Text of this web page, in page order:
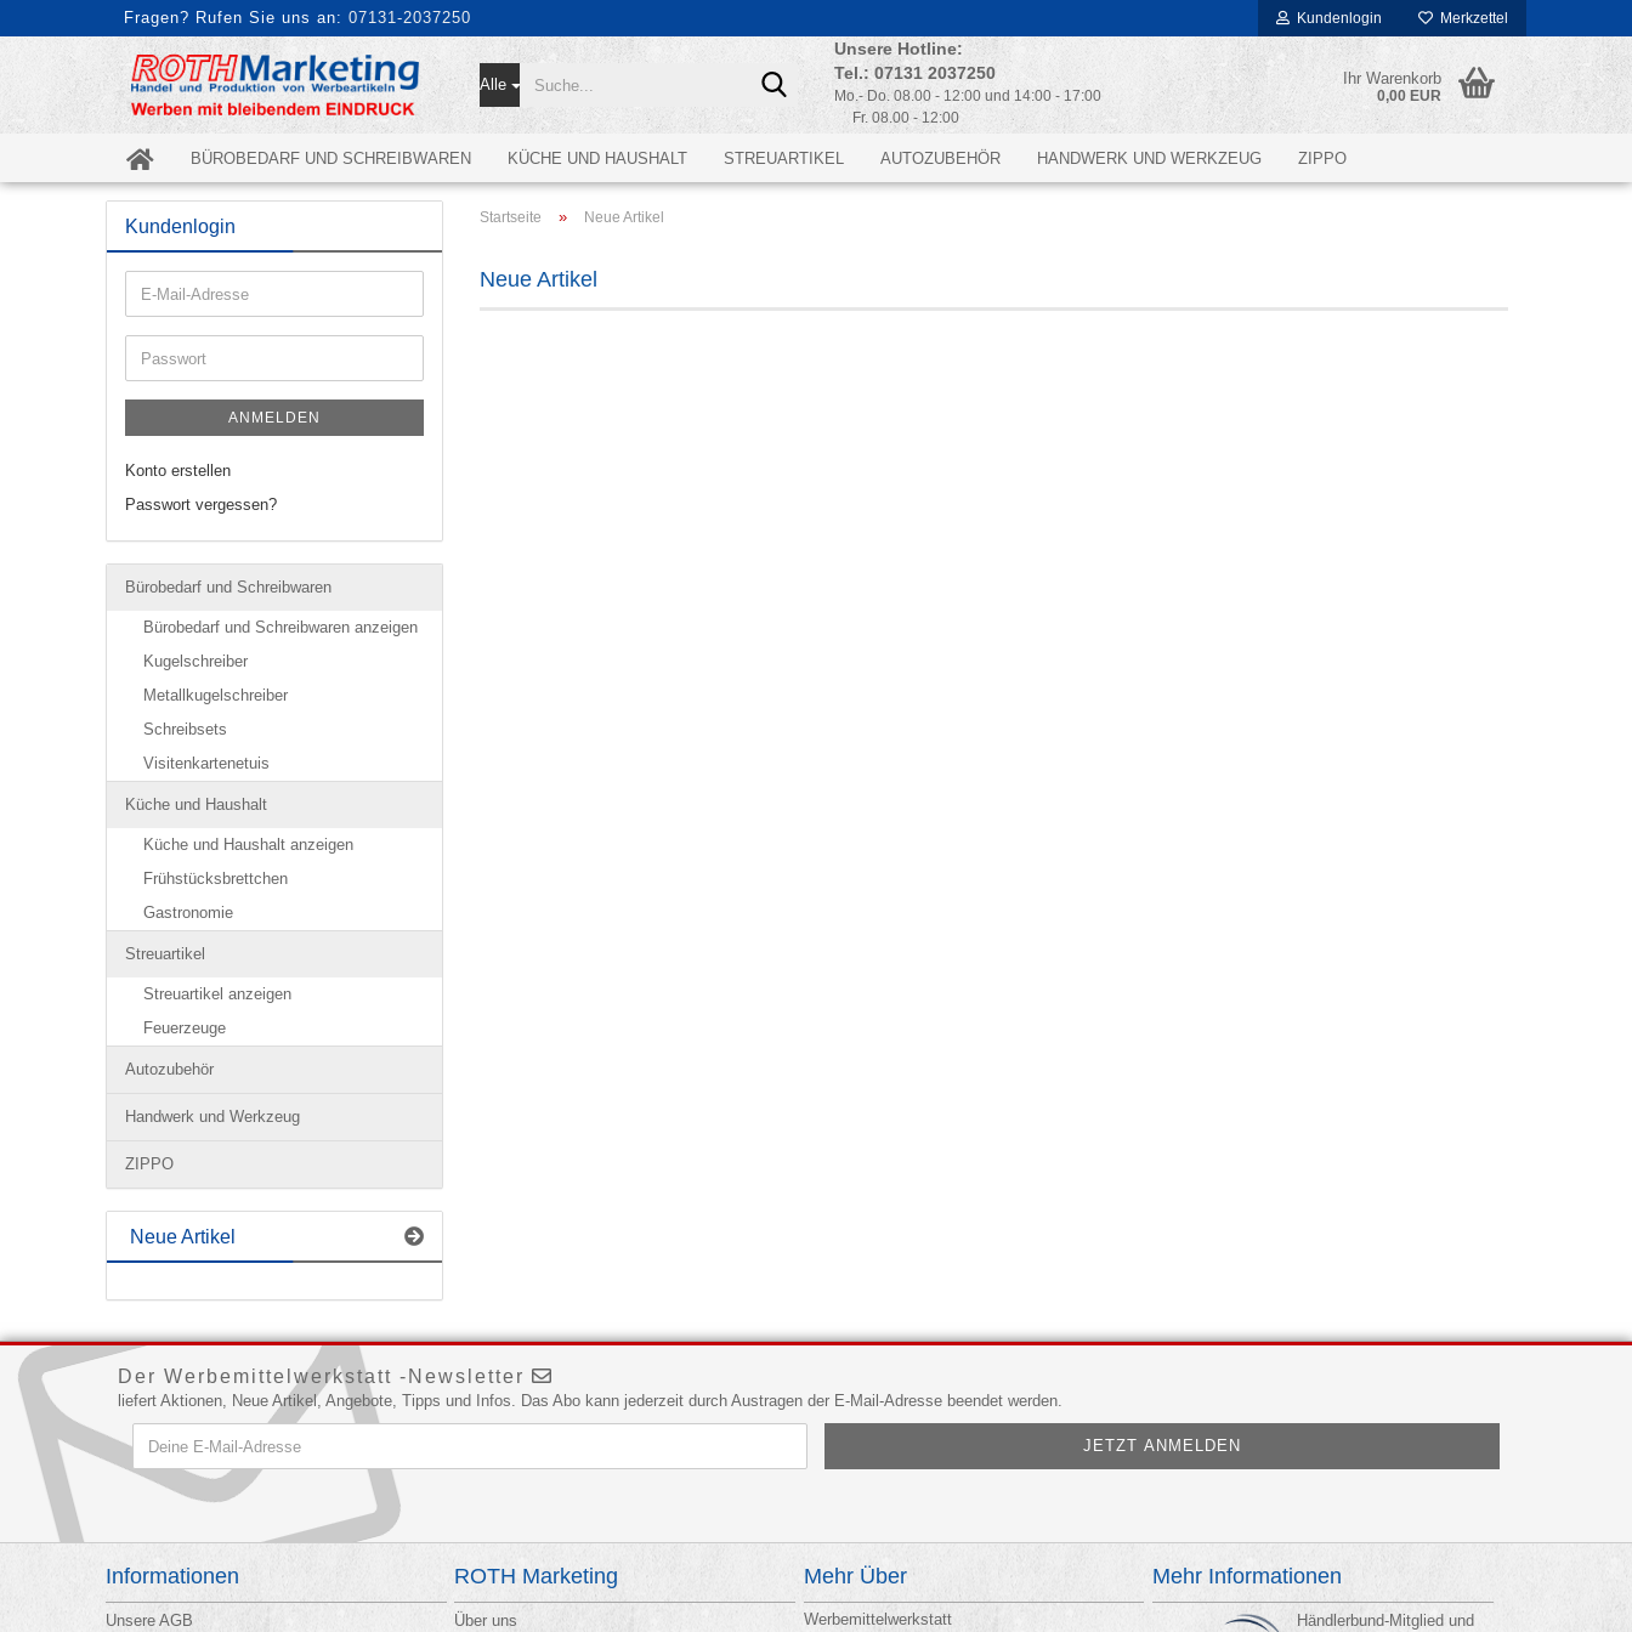
Kundenlogin Merkzettel
Fragen? Rufen Sie uns an: 07131-2037250
Alle
Suche...
Unsere Hotline:
Tel.: 07131 2037250
Mo.- Do. 08.00 - 12:00 und 14:00 - 17:00
Fr. 08.00 - 12:00
Ihr Warenkorb
0,00 EUR
BÜROBEDARF UND SCHREIBWAREN KÜCHE UND HAUSHALT STREUARTIKEL AUTOZUBEHÖR HANDWERK UND WERKZEUG ZIPPO
Startseite » Neue Artikel
Neue Artikel
Kundenlogin
E-
Mail-
Adresse
Passwort
ANMELDEN
Konto erstellen
Passwort vergessen?
Bürobedarf und Schreibwaren
Bürobedarf und Schreibwaren anzeigen
Kugelschreiber
Metallkugelschreiber
Schreibsets
Visitenkartenetuis
Küche und Haushalt
Küche und Haushalt anzeigen
Frühstücksbrettchen
Gastronomie
Streuartikel
Streuartikel anzeigen
Feuerzeuge
Autozubehör
Handwerk und Werkzeug
ZIPPO
Neue Artikel
Der Werbemittelwerkstatt -Newsletter
liefert Aktionen, Neue Artikel, Angebote, Tipps und Infos. Das Abo kann jederzeit durch Austragen der E-Mail-Adresse beendet werden.
Informationen
Unsere AGB
ROTH Marketing
Über uns
Mehr Über
Werbemittelwerkstatt
Mehr Informationen
Händlerbund-Mitglied und